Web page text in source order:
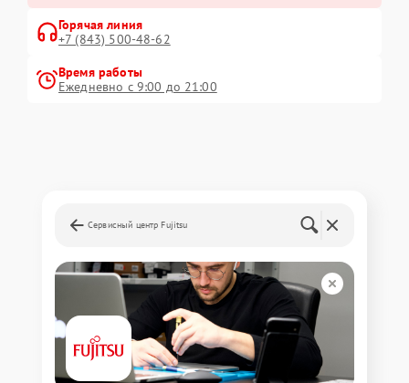
Горячая линия
+7 (843) 500-48-62
Время работы
Ежедневно с 9:00 до 21:00
Сервисный центр Fujitsu